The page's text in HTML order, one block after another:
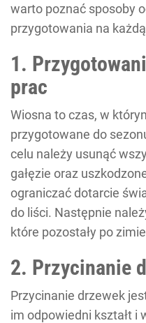
warto poznać sposoby
przygotowania na
1.
prac
Wiosna to czas, w
przygotowane do
celu należy usunąć
gałęzie oraz
ograniczać dotarcie
do liści. Następnie
które pozostały po
2. Przycinanie
Przycinanie drzewek
im odpowiedni kształt i